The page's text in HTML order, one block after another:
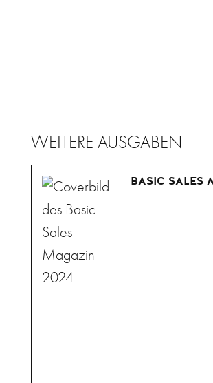
WEITERE AUSGABEN
BASIC SALES